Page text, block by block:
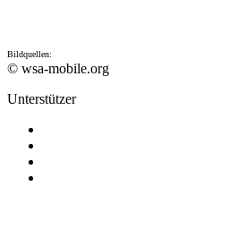
Bildquellen:
© wsa-mobile.org
Unterstützer